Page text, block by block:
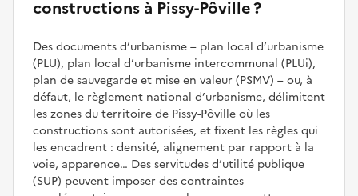
constructions à Pissy-Pôville ?
Des documents d’urbanisme – plan local d’urbanisme
(PLU), plan local d’urbanisme intercommunal (PLUi),
plan de sauvegarde et mise en valeur (PSMV) – ou, à
défaut, le règlement national d’urbanisme, délimitent
les zones du territoire de Pissy-Pôville où les
constructions sont autorisées, et fixent les règles qui
les encadrent : densité, alignement par rapport à la
voie, apparence… Des servitudes d’utilité publique
(SUP) peuvent imposer des contraintes